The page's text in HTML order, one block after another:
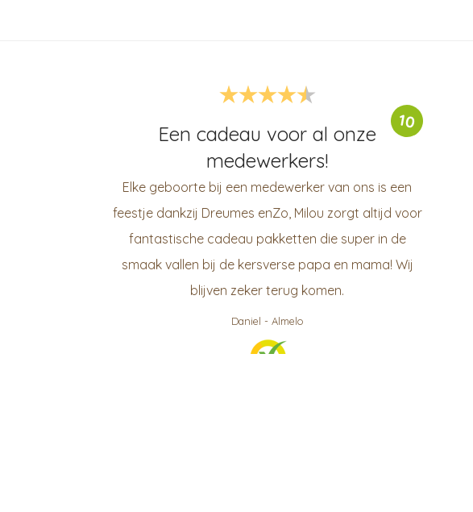
10
Een cadeau voor al onze
medewerkers!
Elke geboorte bij een medewerker van ons is een
feestje dankzij Dreumes enZo, Milou zorgt altijd voor
fantastische cadeau pakketten die super in de
smaak vallen bij de kersverse papa en mama! Wij
blijven zeker terug komen.
Daniel - Almelo